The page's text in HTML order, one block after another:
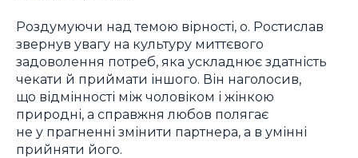
Роздумуючи над темою вірності, о. Ростислав
звернув увагу на культуру миттєвого
задоволення потреб, яка ускладнює здатність
чекати й приймати іншого. Він наголосив,
що відмінності між чоловіком і жінкою
природні, а справжня любов полягає
не у прагненні змінити партнера, а в умінні
прийняти його.